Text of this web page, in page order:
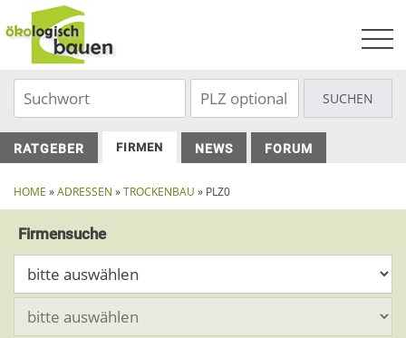
to
content
RATGEBER FIRMEN NEWS FORUM
HOME »ADRESSEN »TROCKENBAU » PLZ0
Firmensuche